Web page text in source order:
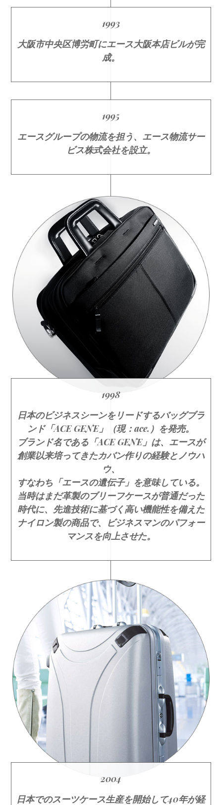
1993
大阪市中央区博労町にエース大阪本店ビルが完
成。
1995
エースグループの物流を担う、エース物流サー
ビス株式会社を設立。
1998
日本のビジネスシーンをリードするバッグブラ
ンド「ACE GENE」（現：ace.）を発売。
ブランド名である「ACE GENE」は、エースが
創業以来培ってきたカバン作りの経験とノウハ
ウ、
すなわち「エースの遺伝子」を意味している。
当時はまだ革製のブリーフケースが普通だった
時代に、先進技術に基づく高い機能性を備えた
ナイロン製の商品で、ビジネスマンのパフォー
マンスを向上させた。
2004
日本でのスーツケース生産を開始して40年が経